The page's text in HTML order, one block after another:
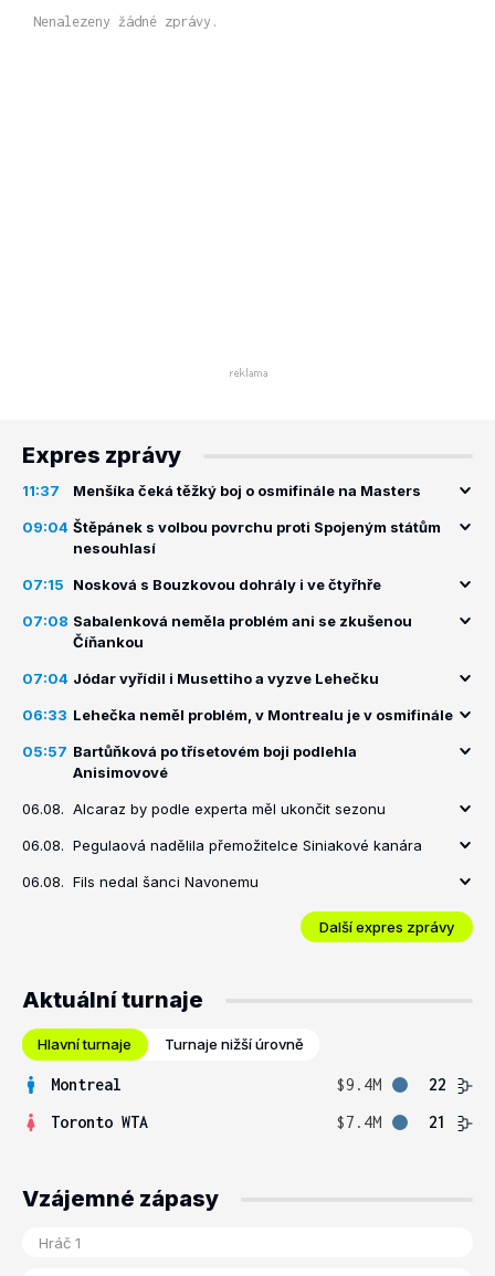
Nenalezeny žádné zprávy.
Expres zprávy
11:37 Menšíka čeká těžký boj o osmifinále na Masters
09:04 Štěpánek s volbou povrchu proti Spojeným státům
nesouhlasí
07:15 Nosková s Bouzkovou dohrály i ve čtyřhře
07:08 Sabalenková neměla problém ani se zkušenou
Číňankou
07:04 Jódar vyřídil i Musettiho a vyzve Lehečku
06:33 Lehečka neměl problém, v Montrealu je v osmifinále
05:57 Bartůňková po třísetovém boji podlehla
Anisimovové
06.08. Alcaraz by podle experta měl ukončit sezonu
06.08. Pegulaová nadělila přemožitelce Siniakové kanára
06.08. Fils nedal šanci Navonemu
Další expres zprávy
Aktuální turnaje
Hlavní turnaje Turnaje nižší úrovně
Montreal $9.4M
22
Toronto WTA
$7.4M 21
Vzájemné zápasy